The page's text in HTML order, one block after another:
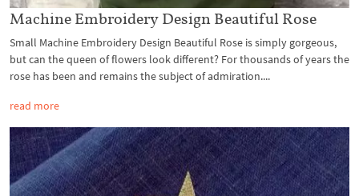
Machine Embroidery Design Beautiful Rose
Small Machine Embroidery Design Beautiful Rose is simply gorgeous,
but can the queen of flowers look different? For thousands of years the
rose has been and remains the subject of admiration....
read more